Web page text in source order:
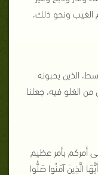
الغيب ونحو ذلك،
الذين يحبونه
الغلو فيه، جعلنا
أمركم بأمر عظيم
الَّذِينَ آمَنُوا صَلُّوا